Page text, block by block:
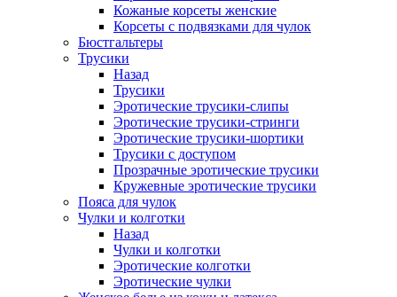
Кожаные корсеты женские
Корсеты с подвязками для чулок
Бюстгальтеры
Трусики
Назад
Трусики
Эротические трусики-слипы
Эротические трусики-стринги
Эротические трусики-шортики
Трусики с доступом
Прозрачные эротические трусики
Кружевные эротические трусики
Пояса для чулок
Чулки и колготки
Назад
Чулки и колготки
Эротические колготки
Эротические чулки